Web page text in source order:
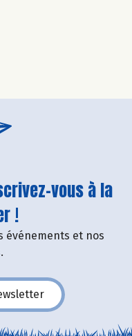
vous à la
!
événements et nos